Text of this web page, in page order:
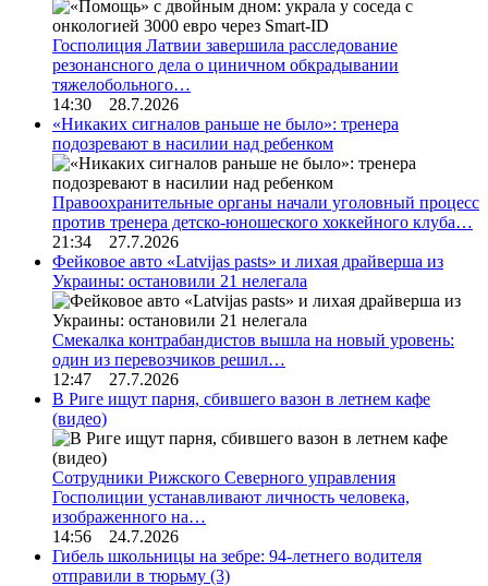
Госполиция Латвии завершила расследование
резонансного дела о циничном обкрадывании
тяжелобольного…
14:30 28.7.2026
«Никаких сигналов раньше не было»: тренера
подозревают в насилии над ребенком
Правоохранительные органы начали уголовный процесс
против тренера детско-юношеского хоккейного клуба…
21:34 27.7.2026
Фейковое авто «Latvijas pasts» и лихая драйверша из
Украины: остановили 21 нелегала
Смекалка контрабандистов вышла на новый уровень:
один из перевозчиков решил…
12:47 27.7.2026
В Риге ищут парня, сбившего вазон в летнем кафе
(видео)
Сотрудники Рижского Северного управления
Госполиции устанавливают личность человека,
изображенного на…
14:56 24.7.2026
Гибель школьницы на зебре: 94-летнего водителя
отправили в тюрьму (3)